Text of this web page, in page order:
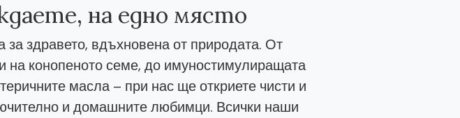
на едно място
здравето, вдъхновена от природата. От
на конопеното семе, до имуностимулиращата
масла – при нас ще откриете чисти и
и домашните любимци. Всички наши